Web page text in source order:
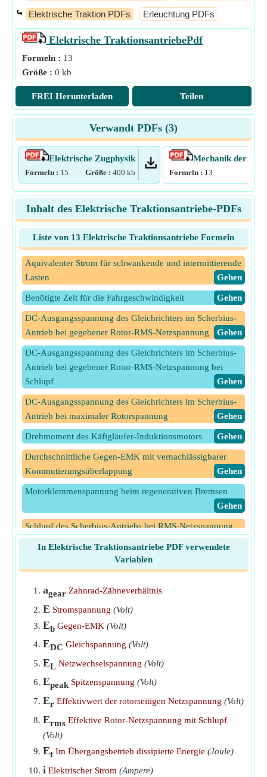
⤿ Elektrische Traktion PDFs Erleuchtung PDFs
Elektrische TraktionsantriebePdf
Formeln : 13
Größe : 0 kb
FREI Herunterladen Teilen
Verwandt PDFs (3)
Elektrische Zugphysik
Formeln : 15 Größe : 400 kb
Mechanik der
Formeln : 13
Inhalt des Elektrische Traktionsantriebe-PDFs
Liste von 13 Elektrische Traktionsantriebe Formeln
Äquivalenter Strom für schwankende und intermittierende
Lasten
​Gehen
Benötigte Zeit für die Fahrgeschwindigkeit ​Gehen
DC-Ausgangsspannung des Gleichrichters im Scherbius-
Antrieb bei gegebener Rotor-RMS-Netzspannung
​Gehen
DC-Ausgangsspannung des Gleichrichters im Scherbius-
Antrieb bei gegebener Rotor-RMS-Netzspannung bei
Schlupf
​Gehen
DC-Ausgangsspannung des Gleichrichters im Scherbius-
Antrieb bei maximaler Rotorspannung
​Gehen
Drehmoment des Käfigläufer-Induktionsmotors ​Gehen
Durchschnittliche Gegen-EMK mit vernachlässigbarer
Kommutierungsüberlappung
​Gehen
Motorklemmenspannung beim regenerativen Bremsen
​Gehen
Schlupf des Scherbius-Antriebs bei RMS-Netzspannung
​Gehen
Startzeit für einen Induktionsmotor ohne Last
Während des Übergangsbetriebs verlorene Energie
In Elektrische Traktionsantriebe PDF verwendete
Variablen
agear Zahnrad-Zähneverhältnis
E Stromspannung (Volt)
Eb Gegen-EMK (Volt)
EDC Gleichspannung (Volt)
EL Netzwechselspannung (Volt)
Epeak Spitzenspannung (Volt)
Er Effektivwert der rotorseitigen Netzspannung (Volt)
Erms Effektive Rotor-Netzspannung mit Schlupf
(Volt)
Et Im Übergangsbetrieb dissipierte Energie (Joule)
i Elektrischer Strom (Ampere)